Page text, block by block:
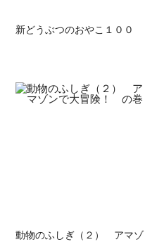
新どうぶつのおやこ１００
動物のふしぎ（２） アマゾ